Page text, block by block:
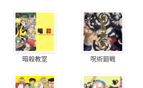
暗殺教室 呪術廻戦